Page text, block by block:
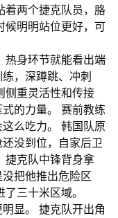
着两个捷克队员，胳
候明明站位更好，可
热身环节就能看出端
，深蹲跳、冲刺
侧重灵活性和传接
的力量。 赛前教练
么吃力。 韩国队原
没到位，自家后卫
捷克队中锋背身拿
把他推出危险区
三十米区域。
显。 捷克队开出角